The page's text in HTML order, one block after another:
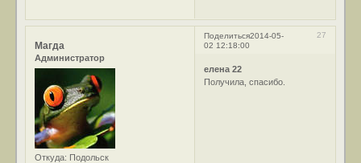
Поделиться 27
2014-05-
02 12:18:00
Магда
Администратор
Откуда: Подольск
елена 22
Получила, спасибо.